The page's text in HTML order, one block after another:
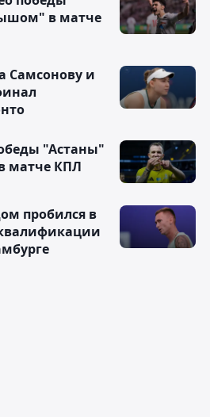
в матче
Самсонову и
"Астаны"
матче КПЛ
пробился в